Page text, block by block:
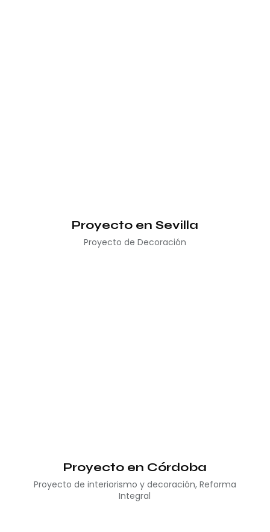
Proyecto en Sevilla
Proyecto de Decoración
Proyecto en Córdoba
Proyecto de interiorismo y decoración, Reforma
Integral